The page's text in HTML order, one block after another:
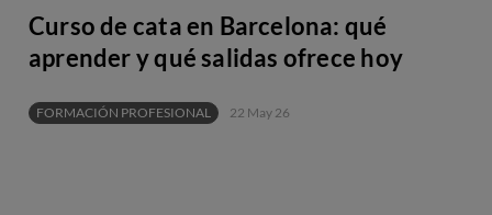
Curso de cata en Barcelona: qué
aprender y qué salidas ofrece hoy
FORMACIÓN PROFESIONAL 22 May 26